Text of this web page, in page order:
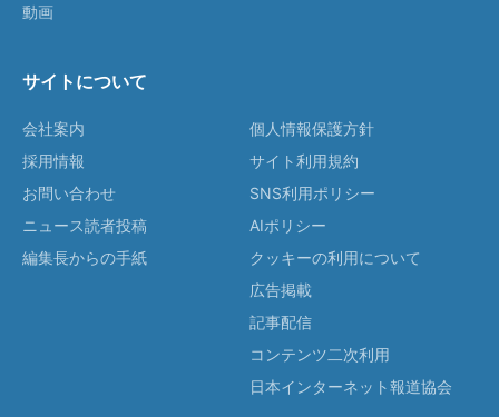
動画
サイトについて
会社案内
採用情報
お問い合わせ
ニュース読者投稿
編集長からの手紙
個人情報保護方針
サイト利用規約
SNS利用ポリシー
AIポリシー
クッキーの利用について
広告掲載
記事配信
コンテンツ二次利用
日本インターネット報道協会